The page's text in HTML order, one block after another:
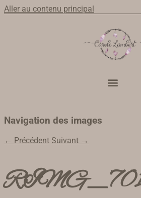
Aller au contenu principal
Navigation des images
← Précédent Suivant →